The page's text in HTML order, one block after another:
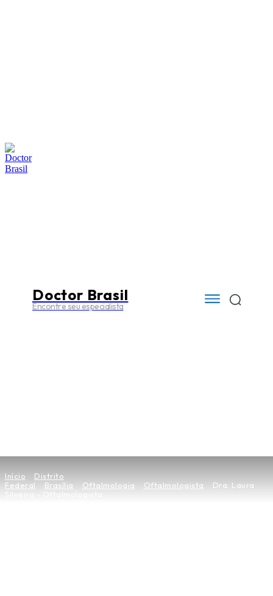
Doctor Brasil
Encontre seu especialista
Início
Distrito
Federal
Brasília Oftalmologia Oftalmologista
Dra. Laura
Silveira - Oftalmologista